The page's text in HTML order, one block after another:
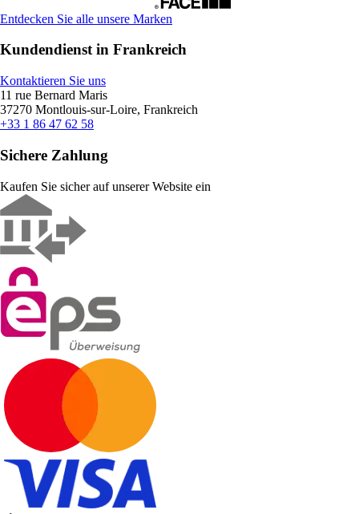
Entdecken Sie alle unsere Marken
Kundendienst in Frankreich
Kontaktieren Sie uns
11 rue Bernard Maris
37270 Montlouis-sur-Loire, Frankreich
+33 1 86 47 62 58
Sichere Zahlung
Kaufen Sie sicher auf unserer Website ein